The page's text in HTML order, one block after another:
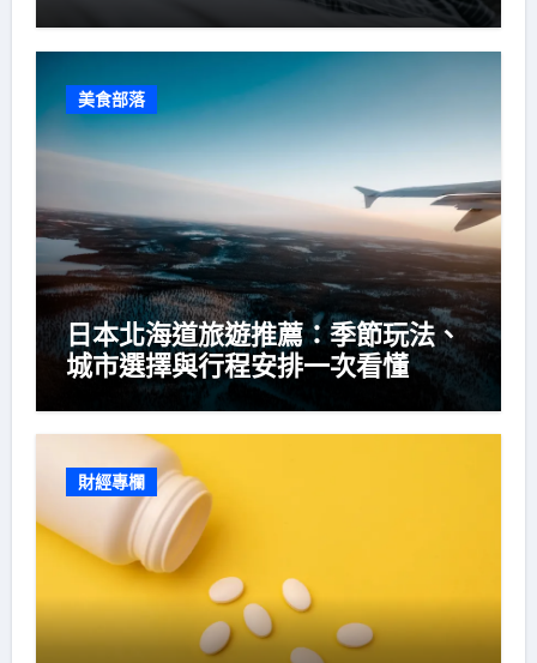
美食部落
日本北海道旅遊推薦：季節玩法、
城市選擇與行程安排一次看懂
財經專欄